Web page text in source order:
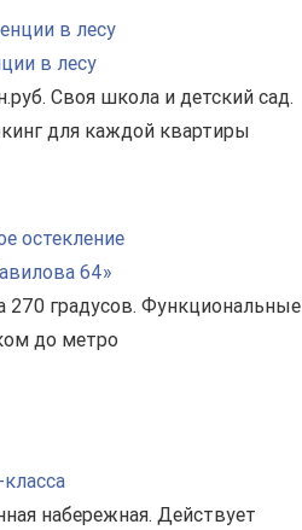
в лесу
Своя школа и детский сад.
для каждой квартиры
64»
270 градусов. Функциональные
до метро
набережная. Действует